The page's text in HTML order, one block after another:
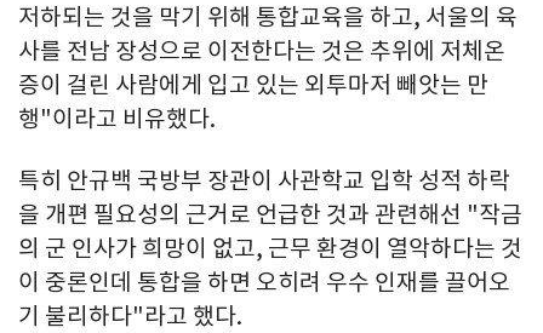
저하되는 것을 막기 위해 통합교육을 하고, 서울의 육
사를 전남 장성으로 이전한다는 것은 추위에 저체온
증이 걸린 사람에게 입고 있는 외투마저 빼앗는 만
행"이라고 비유했다.
특히 안규백 국방부 장관이 사관학교 입학 성적 하락
을 개편 필요성의 근거로 언급한 것과 관련해선 "작금
의 군 인사가 희망이 없고, 근무 환경이 열악하다는 것
이 중론인데 통합을 하면 오히려 우수 인재를 끌어오
기 불리하다"라고 했다.